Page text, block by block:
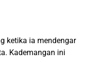
ketika ia mendengar
Kademangan ini